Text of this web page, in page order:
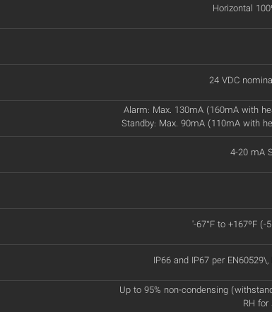
Horizontal
24 VDC
Alarm: Max. 130mA (160mA with
Standby: Max. 90mA (110mA with
4-20 mA
'-67°F to +167ºF (-
IP66 and IP67 per
Up to 95% non-condensing
RH